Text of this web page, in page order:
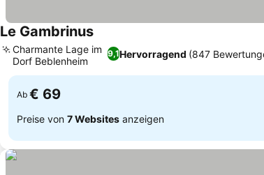
Le Gambrinus
9,1Hervorragend (847
Charmante Lage im
Dorf Beblenheim
Ab € 69
Preise von 7 Websites anzeigen